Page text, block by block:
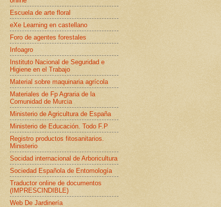
Escuela de arte floral
eXe Learning en castellano
Foro de agentes forestales
Infoagro
Instituto Nacional de Seguridad e
Higiene en el Trabajo
Material sobre maquinaria agrícola
Materiales de Fp Agraria de la
Comunidad de Murcia
Ministerio de Agricultura de España
Ministerio de Educación. Todo F.P
Registro productos fitosanitarios.
Ministerio
Socidad internacional de Arboricultura
Sociedad Española de Entomología
Traductor online de documentos
(IMPRESCINDIBLE)
Web De Jardinería